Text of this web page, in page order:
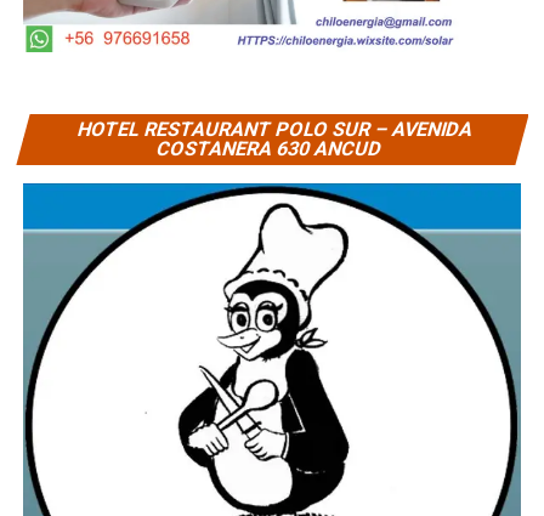
HOTEL RESTAURANT POLO SUR – AVENIDA
COSTANERA 630 ANCUD